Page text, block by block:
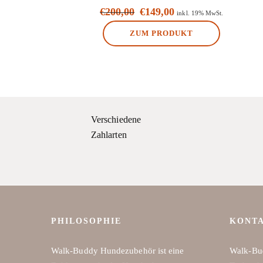
€200,00 Ursprünglicher
€149,00Aktueller
inkl. 19% MwSt.
ZUM PRODUKT
Verschiedene
Zahlarten
PHILOSOPHIE
Walk-Buddy Hundezubehör ist eine
Walk-